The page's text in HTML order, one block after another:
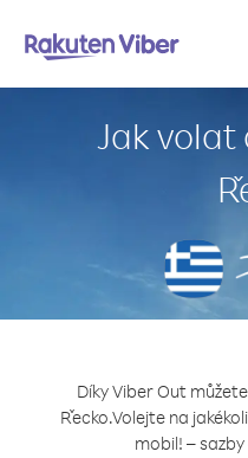
Jak volat
Díky Viber Out
Řecko.Volejte na
mobil! –